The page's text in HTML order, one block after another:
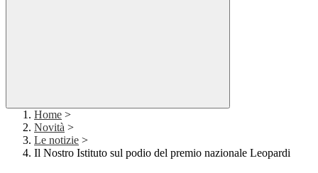
Home >
Novità >
Le notizie >
Il Nostro Istituto sul podio del premio nazionale Leopardi